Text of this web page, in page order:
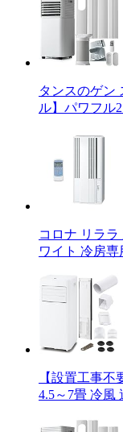
タンスのゲン
ル】パワフル
コロナ リララ
ワイト 冷房
【設置工事
4.5～7畳 冷風